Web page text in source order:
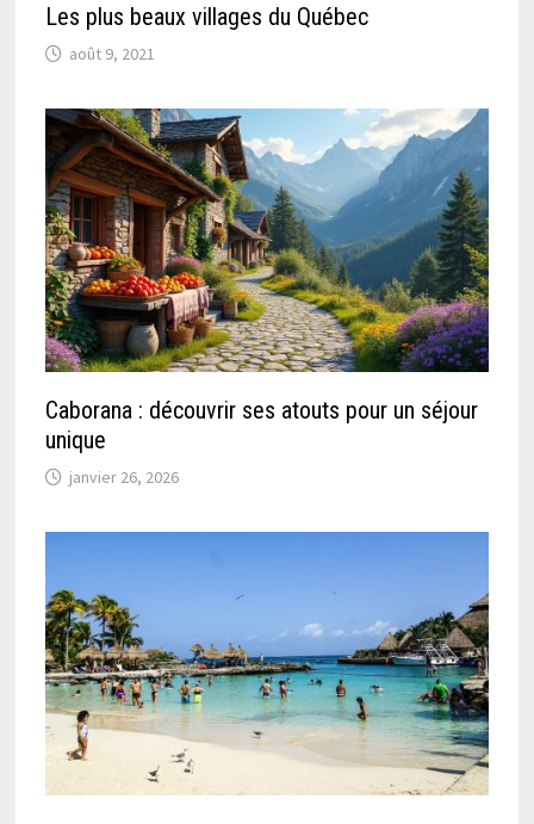
Les plus beaux villages du Québec
août 9, 2021
Caborana : découvrir ses atouts pour un séjour
unique
janvier 26, 2026